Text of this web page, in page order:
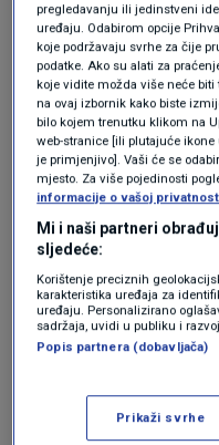
„Osnovni
a kroz molekularna
godina otkrili smo
Costantino Iadecola
Medical Collegea u
istraživanje o
mozga na starenje
Istraživanje je
pregledavanju ili jedinstveni
uređaju. Odabirom opcije
koje podržavaju svrhe za čije
podatke. Ako su alati za
koje vidite možda više neće biti
na ovaj izbornik kako biste
bilo kojem trenutku klikom na
web-stranice [ili plutajuće
je primjenjivo]. Vaši će se
mjesto. Za više pojedinosti
informacije o vašoj
Mi i naši partneri
sljedeće:
Korištenje preciznih
karakteristika uređaja za
uređaju. Personalizirano
sadržaja, uvidi u publiku i
Popis partnera (dobavljača)
Prikaži svrhe